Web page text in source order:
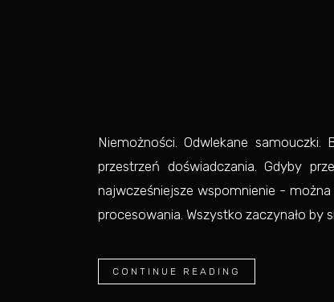
Niemożności. Odwlekane
przestrzeń doświadczania. Gdyby
najwcześniejsze wspomnienie -
procesowania. Wszystko zaczynało by
CONTINUE READING